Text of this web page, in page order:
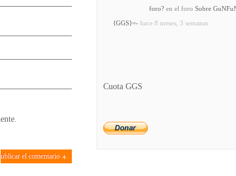
foro? en el foro Sobre
{GGS}=- hace 8 meses, 3 semanas
Cuota GGS